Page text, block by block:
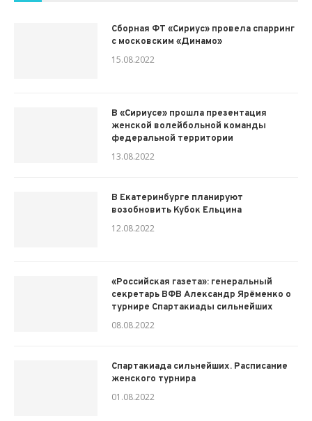
Сборная ФТ «Сириус» провела спарринг
с московским «Динамо»
15.08.2022
В «Сириусе» прошла презентация
женской волейбольной команды
федеральной территории
13.08.2022
В Екатеринбурге планируют
возобновить Кубок Ельцина
12.08.2022
«Российская газета»: генеральный
секретарь ВФВ Александр Ярёменко о
турнире Спартакиады сильнейших
08.08.2022
Спартакиада сильнейших. Расписание
женского турнира
01.08.2022